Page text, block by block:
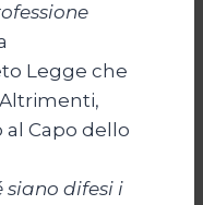
Legge che
al Capo dello
siano difesi i